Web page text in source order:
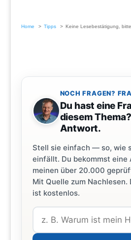
Home Tipps Keine Lesebestätigung, bitte
NOCH FRAGEN?
Du hast eine
diesem
Antwort.
Stell sie einfach — so, wie
einfällt. Du bekommst eine
meinen über 20.000
Mit Quelle zum Nachlesen.
ist kostenlos.